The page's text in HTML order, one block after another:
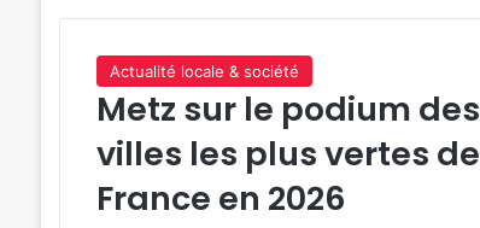
Actualité locale & société
Metz sur le podium des
villes les plus vertes de
France en 2026